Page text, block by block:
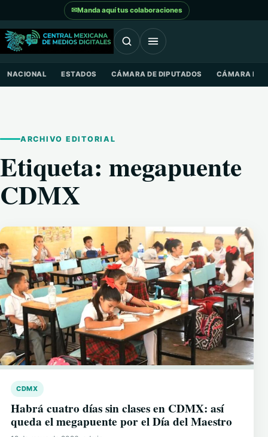
Saltar al contenido
✉Manda aquí tus colaboraciones
NACIONAL ESTADOS CÁMARA DE DIPUTADOS CÁMARA DE
ARCHIVO EDITORIAL
Etiqueta: megapuente
CDMX
CDMX
Habrá cuatro días sin clases en CDMX: así
queda el megapuente por el Día del Maestro